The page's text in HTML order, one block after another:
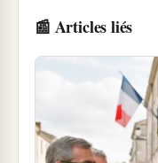
📰 Articles liés